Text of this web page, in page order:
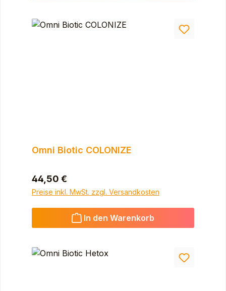
Omni Biotic COLONIZE
Regulärer Preis:
44,50 €
Preise inkl. MwSt. zzgl. Versandkosten
In den Warenkorb